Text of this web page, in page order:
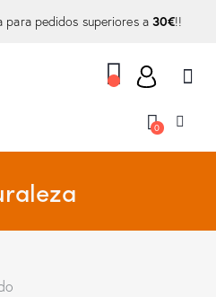
para pedidos superiores a 30€!!
0